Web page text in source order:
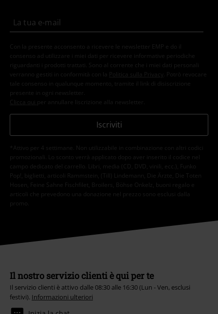
Con la presente acconsento a ricevere le newsletter EMP e do il
consenso ad utilizzare i miei dati per ricevere informative periodiche
riguardanti i prodotti trattati. Sono al corrente che i miei dati personali
verranno gestiti in conformità con la
Politica sulla Privacy
. Potrò revocare
tale consenso in qualunque momento, tramite il link di disiscrizione
presente in ogni newsletter.
Clicca qui per annullare liscrizione alla newsletter.
Iscriviti
*Attivo per 4 settimane. Non utilizzabile in combinazione con altri codici
promozionali. Lo sconto verrà applicato dopo aver inserito il codice nel
campo dedicato del carrello. Libri, media (CD, DVD, vinili, ecc.), Funko
Pop!, biglietti, articoli Rammstein, (Till) Lindemann, Die Ärzte, Die Toten
Hosen, Feine Sahne Fischfilet, Broilers, Böhse Onkelz, buoni regalo e
articoli che prevedono una donazione nel prezzo sono esclusi dalla
promo.
Il nostro servizio clienti è qui per te
Il servizio clienti è attivo dalle 08:30 alle 16:30 (Lun - Ven, esclusi
festivi). Informazioni ulteriori